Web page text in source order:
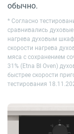
обычно.
* Согласно
сравнивались
нагрева духовым
скорости нагрева
мяса с сохранением
31% (Etna BI Oven)
быстрее скорости
тестирования